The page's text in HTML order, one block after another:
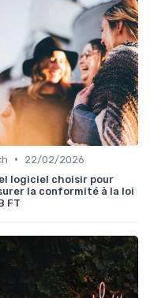
•
22/02/2026
logiciel choisir pour
la conformité à la loi
FT